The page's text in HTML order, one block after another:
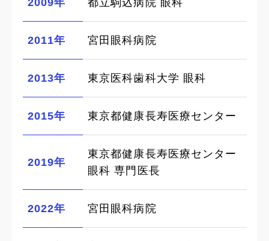
2009年 都立駒込病院 眼科
2011年 宮田眼科病院
2013年 東京医科歯科大学 眼科
2015年 東京都健康長寿医療センター
2019年
東京都健康長寿医療センター
眼科 専門医長
2022年 宮田眼科病院